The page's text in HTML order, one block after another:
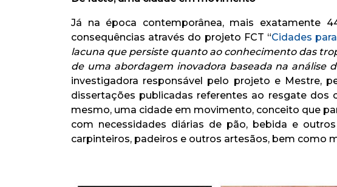
Já na época contemporânea, mais exatamente
consequências através do projeto FCT “Cidades
lacuna que persiste quanto ao conhecimento das
de uma abordagem inovadora baseada na análise
investigadora responsável pelo projeto e Mestre,
dissertações publicadas referentes ao resgate dos
mesmo, uma cidade em movimento, conceito que
com necessidades diárias de pão, bebida e
carpinteiros, padeiros e outros artesãos, bem como